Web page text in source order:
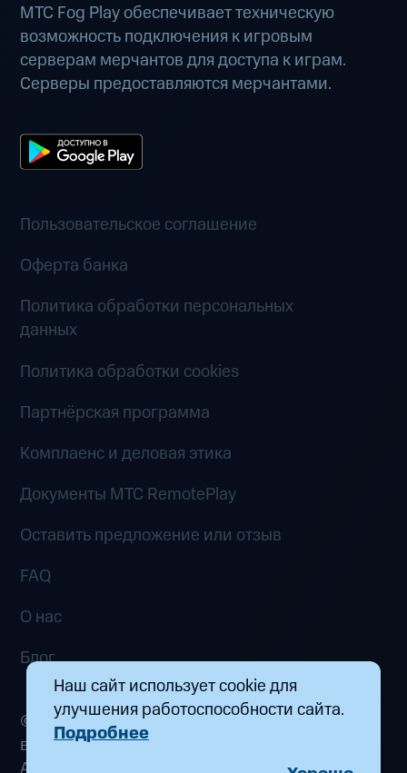
Наш сайт использует cookie для
улучшения работоспособности сайта.
Подробнее
МТС Fog Play обеспечивает техническую
возможность подключения к игровым
серверам мерчантов для доступа к играм.
Серверы предоставляются мерчантами.
Пользовательское соглашение
Оферта банка
Политика обработки персональных
данных
Политика обработки cookies
Партнёрская программа
Комплаенс и деловая этика
Документы MTC RemotePlay
Оставить предложение или отзыв
FAQ
О нас
Блог
© 2026 ООО «Маркетплейс распределенных
вычислений». Все права защищены